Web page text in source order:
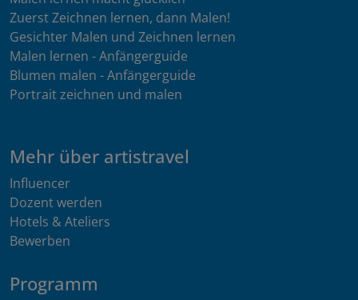
Zuerst Zeichnen lernen, dann Malen!
Gesichter Malen und Zeichnen lernen
Malen lernen - Anfängerguide
Blumen malen - Anfängerguide
Portrait zeichnen und malen
Mehr über artistravel
Influencer
Dozent werden
Hotels & Ateliers
Bewerben
Programm